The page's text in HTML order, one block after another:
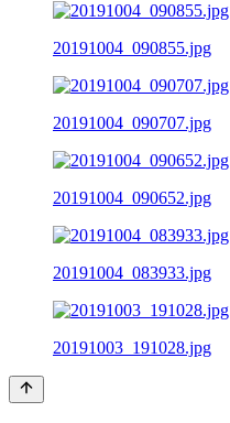
20191004_090855.jpg
20191004_090707.jpg
20191004_090652.jpg
20191004_083933.jpg
20191003_191028.jpg